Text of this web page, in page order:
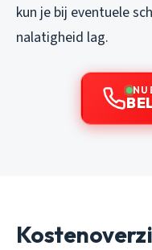
kun je bij eventuele
nalatigheid lag.
NU